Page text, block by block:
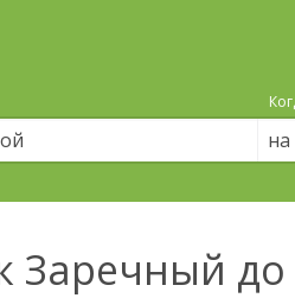
на
Заречный